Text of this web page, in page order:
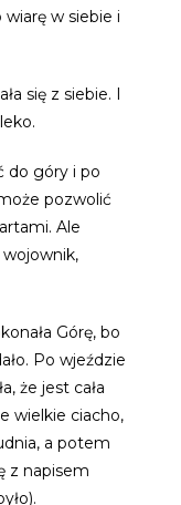
wiarę w siebie i
się z siebie. I
do góry i po
pozwolić
Ale
wojownik,
Górę, bo
Po wjeździe
że jest cała
wielkie ciacho,
a potem
z napisem